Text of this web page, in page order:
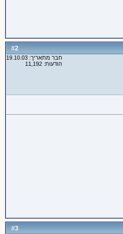
#
2
חבר מתאריך: 19.10.03
הודעות: 11,192
#
3